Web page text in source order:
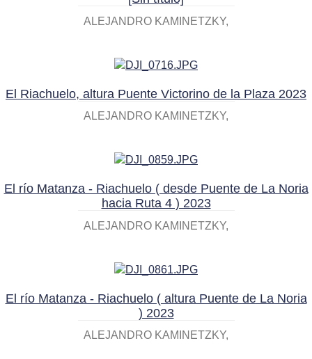
ALEJANDRO KAMINETZKY
El Riachuelo, altura Puente Victorino de la Plaza 2023
ALEJANDRO KAMINETZKY
El río Matanza - Riachuelo ( desde Puente de La Noria
hacia Ruta 4 ) 2023
ALEJANDRO KAMINETZKY
El río Matanza - Riachuelo ( altura Puente de La Noria
) 2023
ALEJANDRO KAMINETZKY